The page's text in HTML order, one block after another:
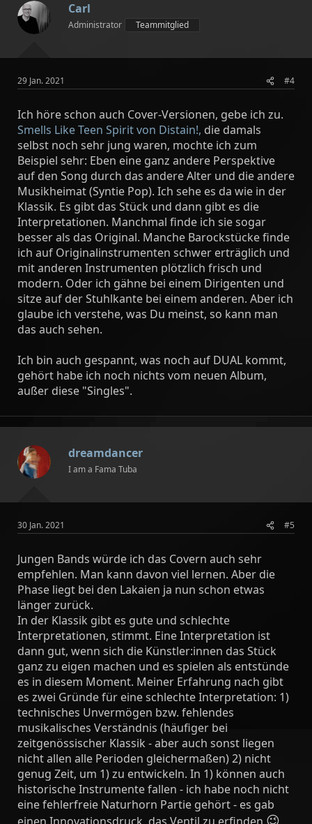
Carl
Administrator Teammitglied
29 Jan. 2021 #4
Ich höre schon auch Cover-Versionen, gebe ich zu.
Smells Like Teen Spirit von Distain!, die damals
selbst noch sehr jung waren, mochte ich zum
Beispiel sehr: Eben eine ganz andere Perspektive
auf den Song durch das andere Alter und die andere
Musikheimat (Syntie Pop). Ich sehe es da wie in der
Klassik. Es gibt das Stück und dann gibt es die
Interpretationen. Manchmal finde ich sie sogar
besser als das Original. Manche Barockstücke finde
ich auf Originalinstrumenten schwer erträglich und
mit anderen Instrumenten plötzlich frisch und
modern. Oder ich gähne bei einem Dirigenten und
sitze auf der Stuhlkante bei einem anderen. Aber ich
glaube ich verstehe, was Du meinst, so kann man
das auch sehen.
Ich bin auch gespannt, was noch auf DUAL kommt,
gehört habe ich noch nichts vom neuen Album,
außer diese "Singles".
dreamdancer
I am a Fama Tuba
30 Jan. 2021 #5
Jungen Bands würde ich das Covern auch sehr
empfehlen. Man kann davon viel lernen. Aber die
Phase liegt bei den Lakaien ja nun schon etwas
länger zurück.
In der Klassik gibt es gute und schlechte
Interpretationen, stimmt. Eine Interpretation ist
dann gut, wenn sich die Künstler:innen das Stück
ganz zu eigen machen und es spielen als entstünde
es in diesem Moment. Meiner Erfahrung nach gibt
es zwei Gründe für eine schlechte Interpretation: 1)
technisches Unvermögen bzw. fehlendes
musikalisches Verständnis (häufiger bei
zeitgenössischer Klassik - aber auch sonst liegen
nicht allen alle Perioden gleichermaßen) 2) nicht
genug Zeit, um 1) zu entwickeln. In 1) können auch
historische Instrumente fallen - ich habe noch nicht
eine fehlerfreie Naturhorn Partie gehört - es gab
😉